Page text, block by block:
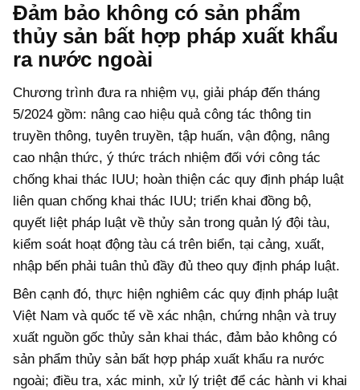
Đảm bảo không có sản phẩm
thủy sản bất hợp pháp xuất khẩu
ra nước ngoài
Chương trình đưa ra nhiệm vụ, giải pháp đến tháng
5/2024 gồm: nâng cao hiệu quả công tác thông tin
truyền thông, tuyên truyền, tập huấn, vận động, nâng
cao nhận thức, ý thức trách nhiệm đối với công tác
chống khai thác IUU; hoàn thiện các quy định pháp luật
liên quan chống khai thác IUU; triển khai đồng bộ,
quyết liệt pháp luật về thủy sản trong quản lý đội tàu,
kiểm soát hoạt động tàu cá trên biển, tại cảng, xuất,
nhập bến phải tuân thủ đầy đủ theo quy định pháp luật.
Bên cạnh đó, thực hiện nghiêm các quy định pháp luật
Việt Nam và quốc tế về xác nhận, chứng nhận và truy
xuất nguồn gốc thủy sản khai thác, đảm bảo không có
sản phẩm thủy sản bất hợp pháp xuất khẩu ra nước
ngoài; điều tra, xác minh, xử lý triệt để các hành vi khai